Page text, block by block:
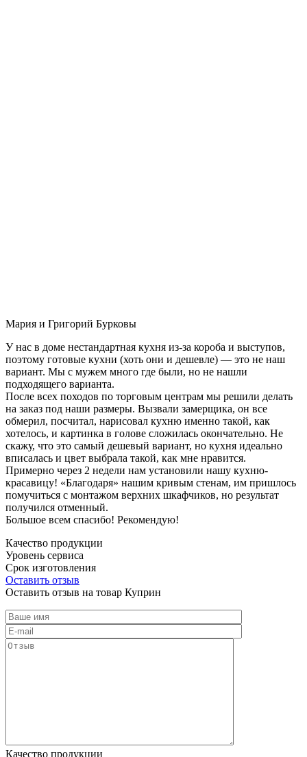
Мария и Григорий Бурковы
У нас в доме нестандартная кухня из-за короба и выступов,
поэтому готовые кухни (хоть они и дешевле) — это не наш
вариант. Мы с мужем много где были, но не нашли
подходящего варианта.
После всех походов по торговым центрам мы решили делать
на заказ под наши размеры. Вызвали замерщика, он все
обмерил, посчитал, нарисовал кухню именно такой, как
хотелось, и картинка в голове сложилась окончательно. Не
скажу, что это самый дешевый вариант, но кухня идеально
вписалась и цвет выбрала такой, как мне нравится.
Примерно через 2 недели нам установили нашу кухню-
красавицу! «Благодаря» нашим кривым стенам, им пришлось
помучиться с монтажом верхних шкафчиков, но результат
получился отменный.
Большое всем спасибо! Рекомендую!
Качество продукции
Уровень сервиса
Срок изготовления
Оставить отзыв
Оставить отзыв на товар Куприн
Качество продукции